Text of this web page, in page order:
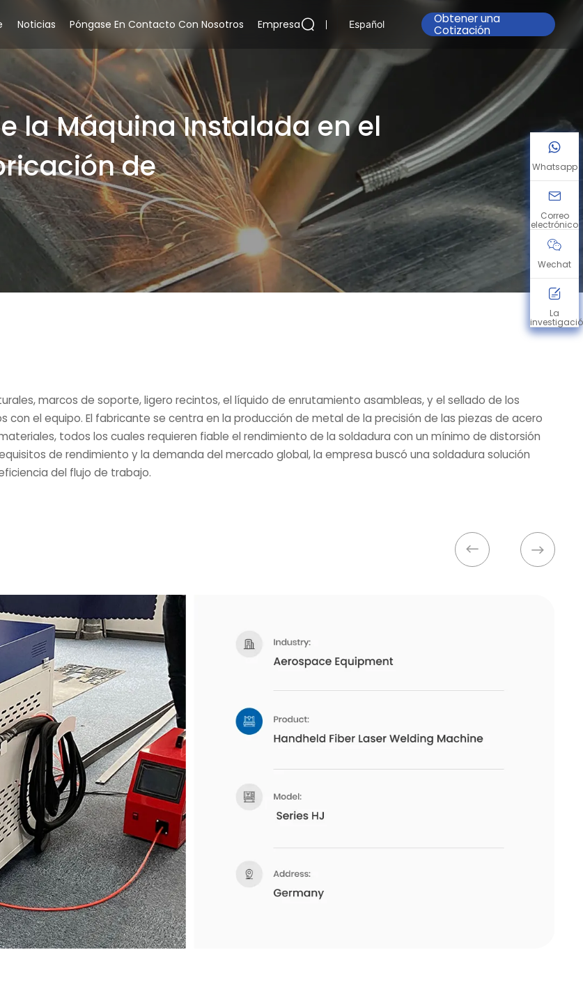
Noticias Póngase En Contacto Con Nosotros Empresa Español
Obtener una
Cotización
la Máquina Instalada en el
de
marcos de soporte, ligero recintos, el líquido de enrutamiento asambleas, y el sellado de los
el equipo. El fabricante se centra en la producción de metal de la precisión de las piezas de acero
todos los cuales requieren fiable el rendimiento de la soldadura con un mínimo de distorsión
de rendimiento y la demanda del mercado global, la empresa buscó una soldadura solución
del flujo de trabajo.
Whatsapp
Correo
electrónico
Wechat
La